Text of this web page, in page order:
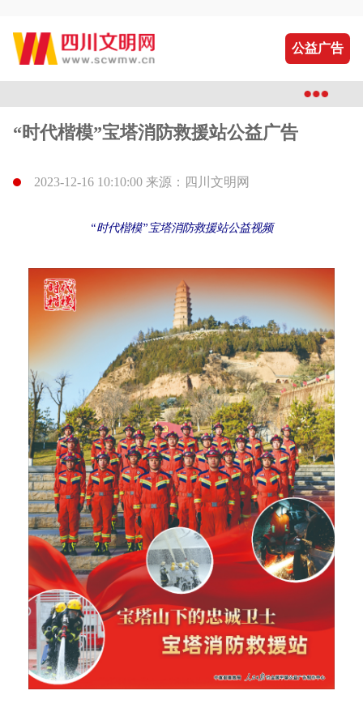
公益广告
“时代楷模”宝塔消防救援站公益广告
2023-12-16 10:10:00 来源：四川文明网
“时代楷模”宝塔消防救援站公益视频